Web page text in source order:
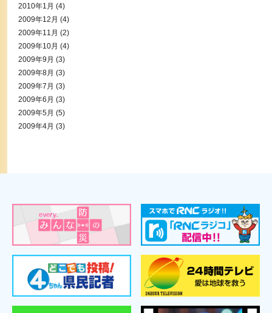
2010年1月 (4)
2009年12月 (4)
2009年11月 (2)
2009年10月 (4)
2009年9月 (3)
2009年8月 (3)
2009年7月 (3)
2009年6月 (3)
2009年5月 (5)
2009年4月 (3)